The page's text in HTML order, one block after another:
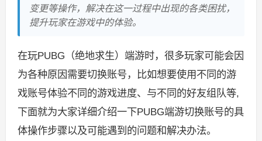
变更等操作，解决在这一过程中出现的各类困扰，
提升玩家在游戏中的体验。
在玩PUBG（绝地求生）端游时，很多玩家可能会因
为各种原因需要切换账号，比如想要使用不同的游
戏账号体验不同的游戏进度、与不同的好友组队等,
下面就为大家详细介绍一下PUBG端游切换账号的具
体操作步骤以及可能遇到的问题和解决办法。